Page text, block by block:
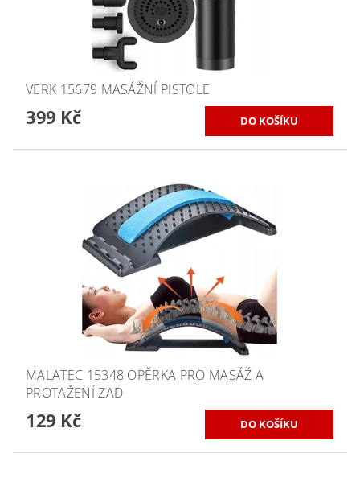
VERK 15679 MASÁŽNÍ PISTOLE
399 Kč
MALATEC 15348 OPĚRKA PRO MASÁŽ A
PROTAŽENÍ ZAD
129 Kč